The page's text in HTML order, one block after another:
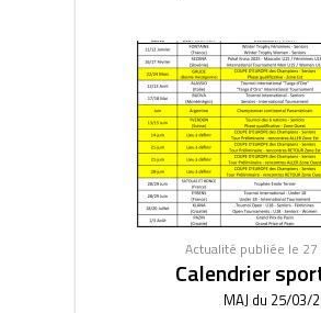
Actualité publiée le 27
Calendrier
MAJ du 25/03/